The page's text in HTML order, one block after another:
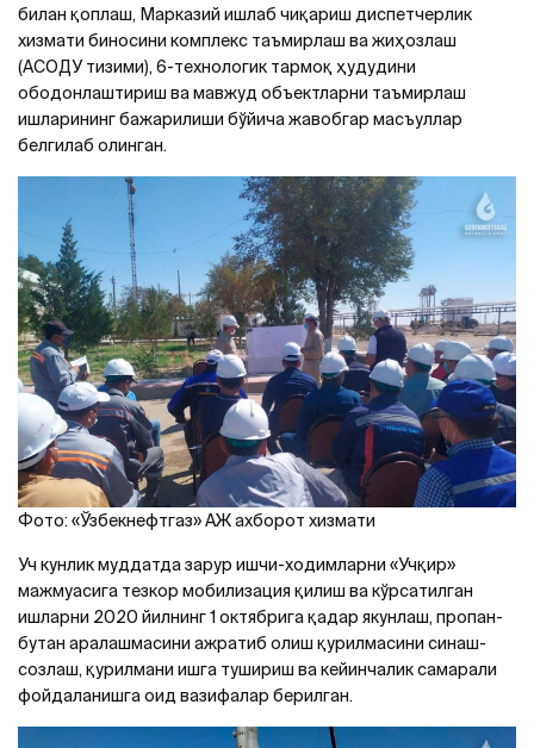
билан қоплаш, Марказий ишлаб чиқариш диспетчерлик
хизмати биносини комплекс таъмирлаш ва жиҳозлаш
(АСОДУ тизими), 6-технологик тармоқ ҳудудини
ободонлаштириш ва мавжуд объектларни таъмирлаш
ишларининг бажарилиши бўйича жавобгар масъуллар
белгилаб олинган.
Фото: «Ўзбекнефтгаз» АЖ ахборот хизмати
Уч кунлик муддатда зарур ишчи-ходимларни «Учқир»
мажмуасига тезкор мобилизация қилиш ва кўрсатилган
ишларни 2020 йилнинг 1 октябрига қадар якунлаш, пропан-
бутан аралашмасини ажратиб олиш қурилмасини синаш-
созлаш, қурилмани ишга тушириш ва кейинчалик самарали
фойдаланишга оид вазифалар берилган.